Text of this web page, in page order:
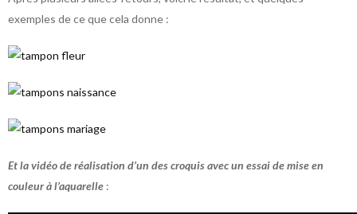
exemples de ce que cela donne :
Et la vidéo de réalisation d’un des croquis avec un essai de mise en
couleur à l’aquarelle :